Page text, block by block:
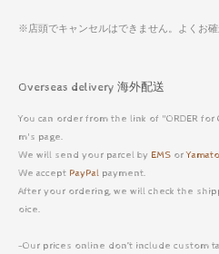
※店頭でキャンセルはできません。よくお
Overseas delivery 海外配送
You can order from the link of "ORDER for
m's page.
We will send your parcel by EMS or
We accept PayPal payment.
After your ordering, we will check the
oice.
-Our prices online don’t include custom